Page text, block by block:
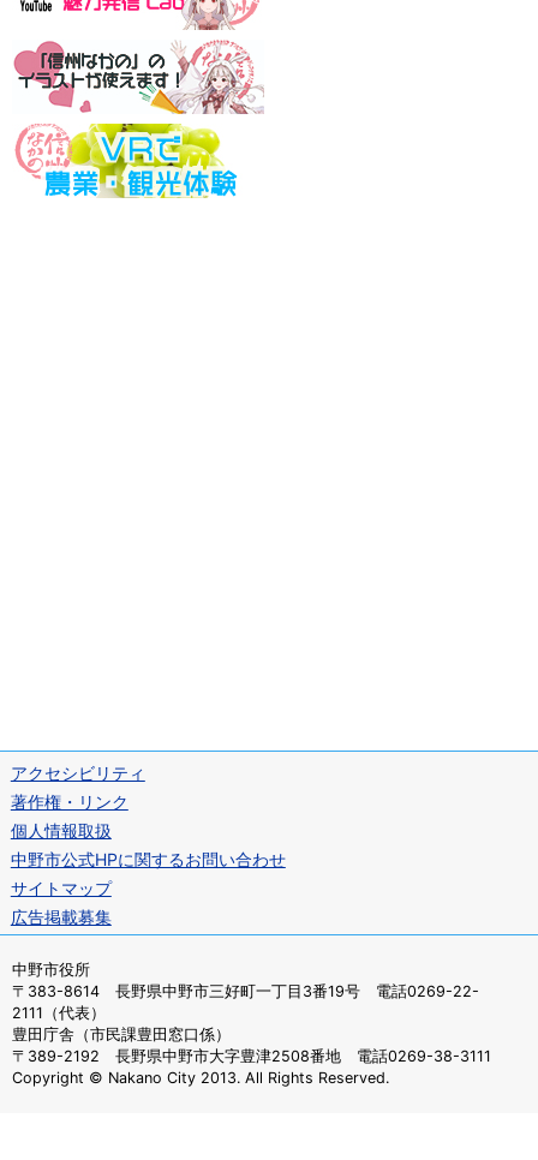
アクセシビリティ
著作権・リンク
個人情報取扱
中野市公式HPに関するお問い合わせ
サイトマップ
広告掲載募集
中野市役所
〒383-8614 長野県中野市三好町一丁目3番19号 電話0269-22-
2111（代表）
豊田庁舎（市民課豊田窓口係）
〒389-2192 長野県中野市大字豊津2508番地 電話0269-38-3111
Copyright © Nakano City 2013. All Rights Reserved.